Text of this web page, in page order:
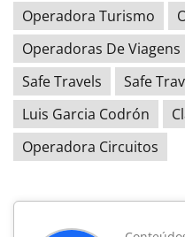
Operadora Turismo
Operadoras De Viagens
Safe Travels
Safe
Luis Garcia Codrón
Operadora Circuitos